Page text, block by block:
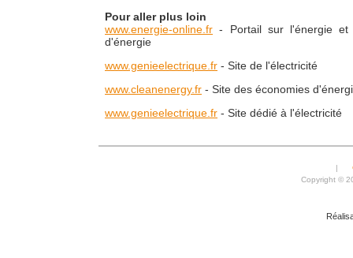
Pour aller plus loin
www.energie-online.fr - Portail sur l'énergie et
d'énergie
www.genieelectrique.fr - Site de l'électricité
www.cleanenergy.fr - Site des économies
www.genieelectrique.fr - Site dédié à l'électricité
|
Copyright ©